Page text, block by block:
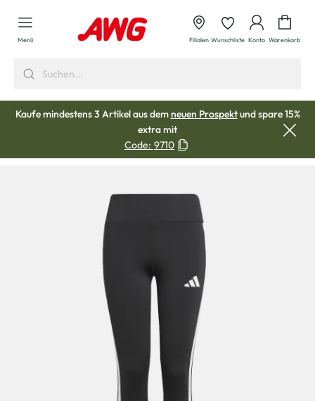
springen
Menü Filialen Wunschliste Konto Warenkorb
Kaufe mindestens 3 Artikel aus demneuen Prospektund spare 15%
extra mit
Code: 9710